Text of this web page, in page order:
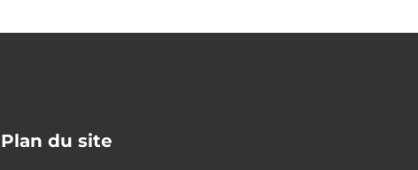
Plan du site